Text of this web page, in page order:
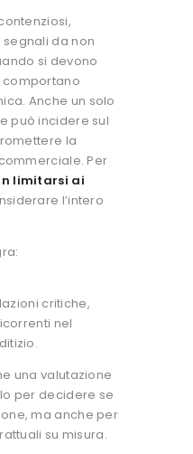
da non
si devono
Anche un solo
può incidere sul
la
Per
limitarsi ai
l’intero
critiche,
nel
una valutazione
per decidere se
ma anche per
su misura.